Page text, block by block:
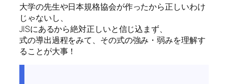
大学の先生や日本規格協会が作ったから正しいわけ
じゃないし、
JISにあるから絶対正しいと信じ込まず、
式の導出過程をみて、その式の強み・弱みを理解す
ることが大事！